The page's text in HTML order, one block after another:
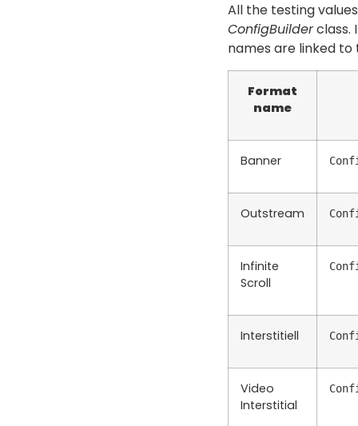
All the testing
ConfigBuilderclass.
names are linked
Format
name
Banner
Outstream
Infinite
Scroll
Interstitiell
Video
Interstitial